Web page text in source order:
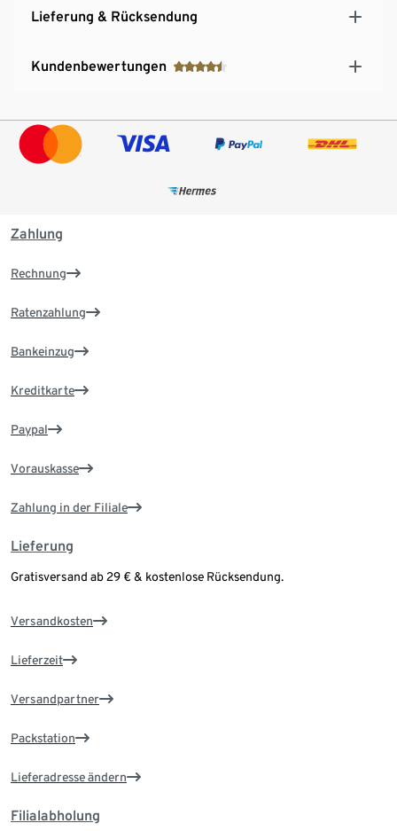
Lieferung & Rücksendung
Kundenbewertungen
Zahlung
Rechnung
Ratenzahlung
Bankeinzug
Kreditkarte
Paypal
Vorauskasse
Zahlung in der Filiale
Lieferung
Gratisversand ab 29 € & kostenlose Rücksendung.
Versandkosten
Lieferzeit
Versandpartner
Packstation
Lieferadresse ändern
Filialabholung